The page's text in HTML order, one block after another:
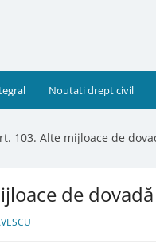
Noutati drept civil
103. Alte mijloace de
de